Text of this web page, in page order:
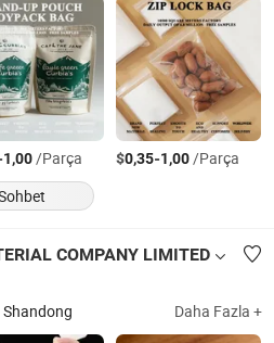
1,00/Parça $0,35-1,00/Parça
COMPANY LIMITED
Shandong Daha Fazla +